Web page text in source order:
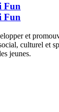
Fun
Fun
et
culturel et
jeunes.